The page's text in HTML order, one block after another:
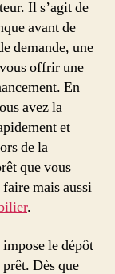
Il s’agit de
avant de
demande, une
offrir une
En
avez la
et
de la
que vous
mais aussi
.
le dépôt
Dès que